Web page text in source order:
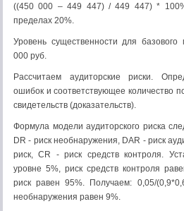
((450 000 – 449 447) / 449 447) *
пределах 20%.
Уровень существенности для базового
000 руб.
Рассчитаем аудиторские риски.
ошибок и соответствующее количество
свидетельств (доказательств).
Формула модели аудиторского риска
DR - риск необнаружения, DAR - риск
риск, CR - риск средств контроля.
уровне 5%, риск средств контроля
риск равен 95%. Получаем: 0,05/
необнаружения равен 9%.